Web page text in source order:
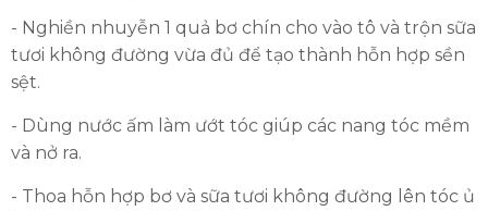
- Nghiền nhuyễn 1 quả bơ chín cho vào tô và trộn sữa
tươi không đường vừa đủ để tạo thành hỗn hợp sền
sệt.
- Dùng nước ấm làm ướt tóc giúp các nang tóc mềm
và nở ra.
- Thoa hỗn hợp bơ và sữa tươi không đường lên tóc ủ